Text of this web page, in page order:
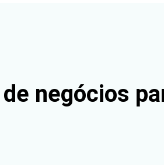
negócios